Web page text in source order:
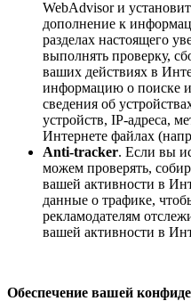
WebAdvisor и
дополнение к
разделах настоящего
выполнять проверку,
ваших действиях в
информацию о поиске
сведения об
устройств, IP-адреса,
Интернете файлах
Anti-tracker. Если вы
можем проверять,
вашей активности в
данные о трафике,
рекламодателям
вашей активности в
Обеспечение вашей